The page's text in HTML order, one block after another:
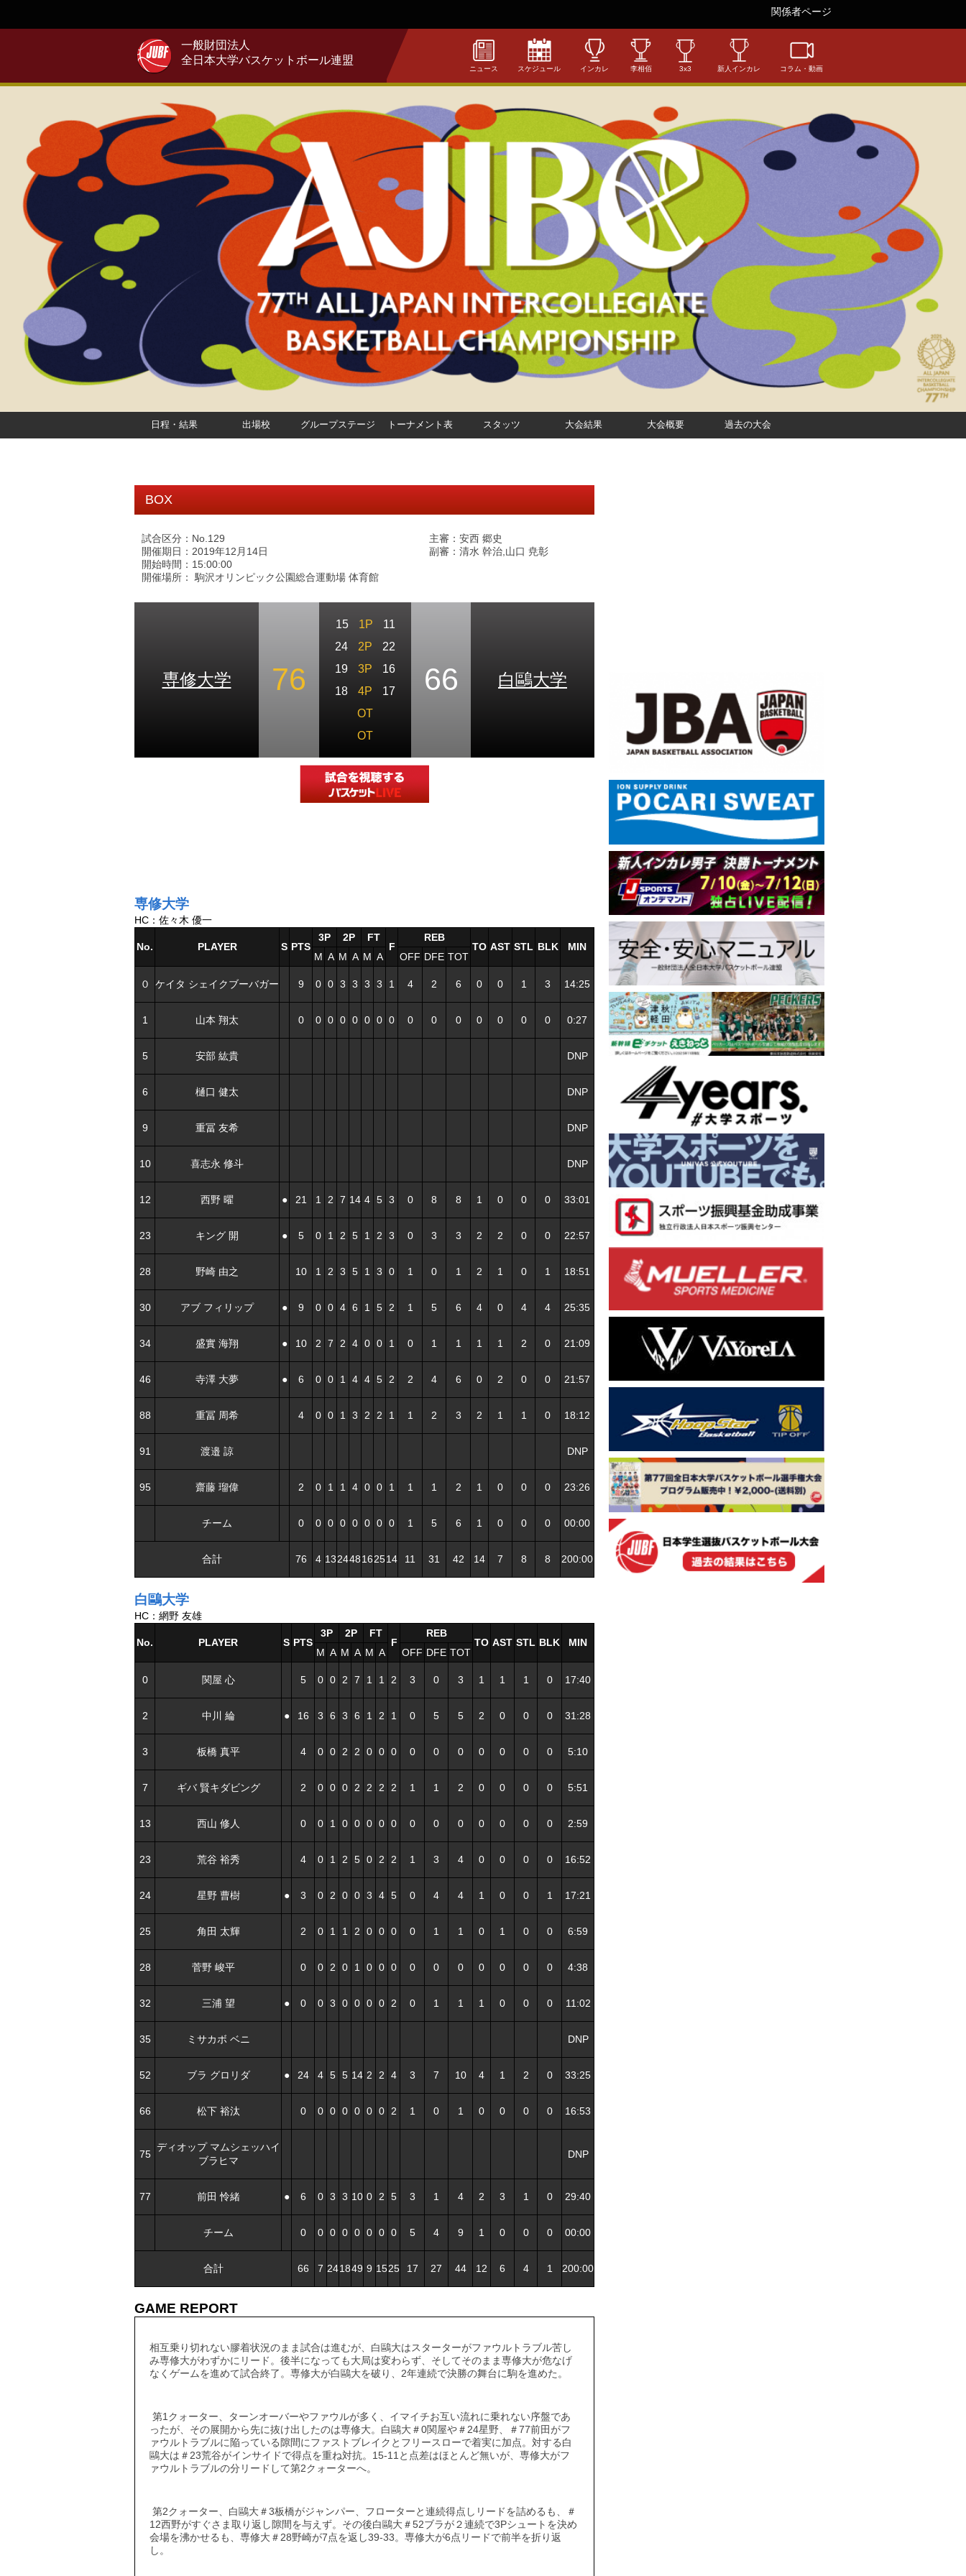
関係者ページ
一般財団法人
全日本大学バスケットボール連盟
ニュース スケジュール インカレ 李相佰 3x3 新人インカレ コラム・動画
日程・結果 出場校 グループステージ トーナメント表 スタッツ 大会結果 大会概要 過去の大会
BOX
試合区分：No.129
開催期日：2019年12月14日
開始時間：15:00:00
開催場所： 駒沢オリンピック公園総合運動場 体育館
主審：安西 郷史
副審：清水 幹治,山口 尭彰
専修大学 76
15 1P
11
24
2P
22
19
3P
16
18
4P
17
OT
OT
66 白鷗大学
専修大学
HC：佐々木 優一
No. PLAYER S PTS
3P 2P
FT
F
REB
TO AST STL BLK
MIN
M A M A M A OFF DFE TOT
０ ケイタ シェイクブーバガー 9 0 0 3 3 3 3 1 4 2 6 0 0 1 3 14:25
1 山本 翔太 0 0 0 0 0 0 0 0 0 0 0 0 0 0 0 0:27
5 安部 紘貴 DNP
6 樋口 健太 DNP
9 重冨 友希 DNP
10 喜志永 修斗 DNP
12 西野 曜 ● 21 1 2 7 14 4 5 3 0 8 8 1 0 0 0 33:01
23 キング 開 ● 5 0 1 2 5 1 2 3 0 3 3 2 2 0 0 22:57
28 野崎 由之 10 1 2 3 5 1 3 0 1 0 1 2 1 0 1 18:51
30 アブ フィリップ ● 9 0 0 4 6 1 5 2 1 5 6 4 0 4 4 25:35
34 盛實 海翔 ● 10 2 7 2 4 0 0 1 0 1 1 1 1 2 0 21:09
46 寺澤 大夢 ● 6 0 0 1 4 4 5 2 2 4 6 0 2 0 0 21:57
88 重冨 周希 4 0 0 1 3 2 2 1 1 2 3 2 1 1 0 18:12
91 渡邉 諒 DNP
95 齋藤 瑠偉 2 0 1 1 4 0 0 1 1 1 2 1 0 0 0 23:26
チーム 0 0 0 0 0 0 0 0 1 5 6 1 0 0 0 00:00
合計 76 4 132448162514 11 31 42 14 7 8 8 200:00
白鷗大学
HC：網野 友雄
No. PLAYER S PTS
3P 2P
FT
F
REB
TO AST STL BLK
MIN
M A M A M A OFF DFE TOT
0 関屋 心 5 0 0 2 7 1 1 2 3 0 3 1 1 1 0 17:40
2 中川 綸 ● 16 3 6 3 6 1 2 1 0 5 5 2 0 0 0 31:28
3 板橋 真平 4 0 0 2 2 0 0 0 0 0 0 0 0 0 0 5:10
7 ギバ 賢キダビング 2 0 0 0 2 2 2 2 1 1 2 0 0 0 0 5:51
13 西山 修人 0 0 1 0 0 0 0 0 0 0 0 0 0 0 0 2:59
23 荒谷 裕秀 4 0 1 2 5 0 2 2 1 3 4 0 0 0 0 16:52
24 星野 曹樹 ● 3 0 2 0 0 3 4 5 0 4 4 1 0 0 1 17:21
25 角田 太輝 2 0 1 1 2 0 0 0 0 1 1 0 1 0 0 6:59
28 菅野 峻平 0 0 2 0 1 0 0 0 0 0 0 0 0 0 0 4:38
32 三浦 望 ● 0 0 3 0 0 0 0 2 0 1 1 1 0 0 0 11:02
35 ミサカボ ベニ DNP
52 ブラ グロリダ ● 24 4 5 5 14 2 2 4 3 7 10 4 1 2 0 33:25
66 松下 裕汰 0 0 0 0 0 0 0 2 1 0 1 0 0 0 0 16:53
75
ディオップ マムシェッハイ
ブラヒマ
DNP
77 前田 怜緒 ● 6 0 3 3 10 0 2 5 3 1 4 2 3 1 0 29:40
チーム 0 0 0 0 0 0 0 0 5 4 9 1 0 0 0 00:00
合計 66 7 241849 9 1525 17 27 44 12 6 4 1 200:00
GAME REPORT
相互乗り切れない膠着状況のまま試合は進むが、白鷗大はスターターがファウルトラブル苦し
み専修大がわずかにリード。後半になっても大局は変わらず、そしてそのまま専修大が危なげ
なくゲームを進めて試合終了。専修大が白鷗大を破り、2年連続で決勝の舞台に駒を進めた。
第1クォーター、ターンオーバーやファウルが多く、イマイチお互い流れに乗れない序盤であ
ったが、その展開から先に抜け出したのは専修大。白鷗大＃0関屋や＃24星野、＃77前田がフ
ァウルトラブルに陥っている隙間にファストブレイクとフリースローで着実に加点。対する白
鷗大は＃23荒谷がインサイドで得点を重ね対抗。15-11と点差はほとんど無いが、専修大がフ
ァウルトラブルの分リードして第2クォーターへ。
第2クォーター、白鷗大＃3板橋がジャンパー、フローターと連続得点しリードを詰めるも、＃
12西野がすぐさま取り返し隙間を与えず。その後白鷗大＃52ブラが２連続で3Pシュートを決め
会場を沸かせるも、専修大＃28野崎が7点を返し39-33。専修大が6点リードで前半を折り返
し。